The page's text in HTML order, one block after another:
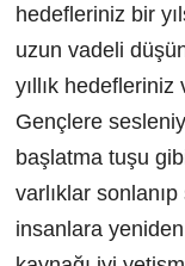
hedefleriniz bir
uzun vadeli
yıllık
Gençlere
başlatma tuşu
varlıklar
insanlara